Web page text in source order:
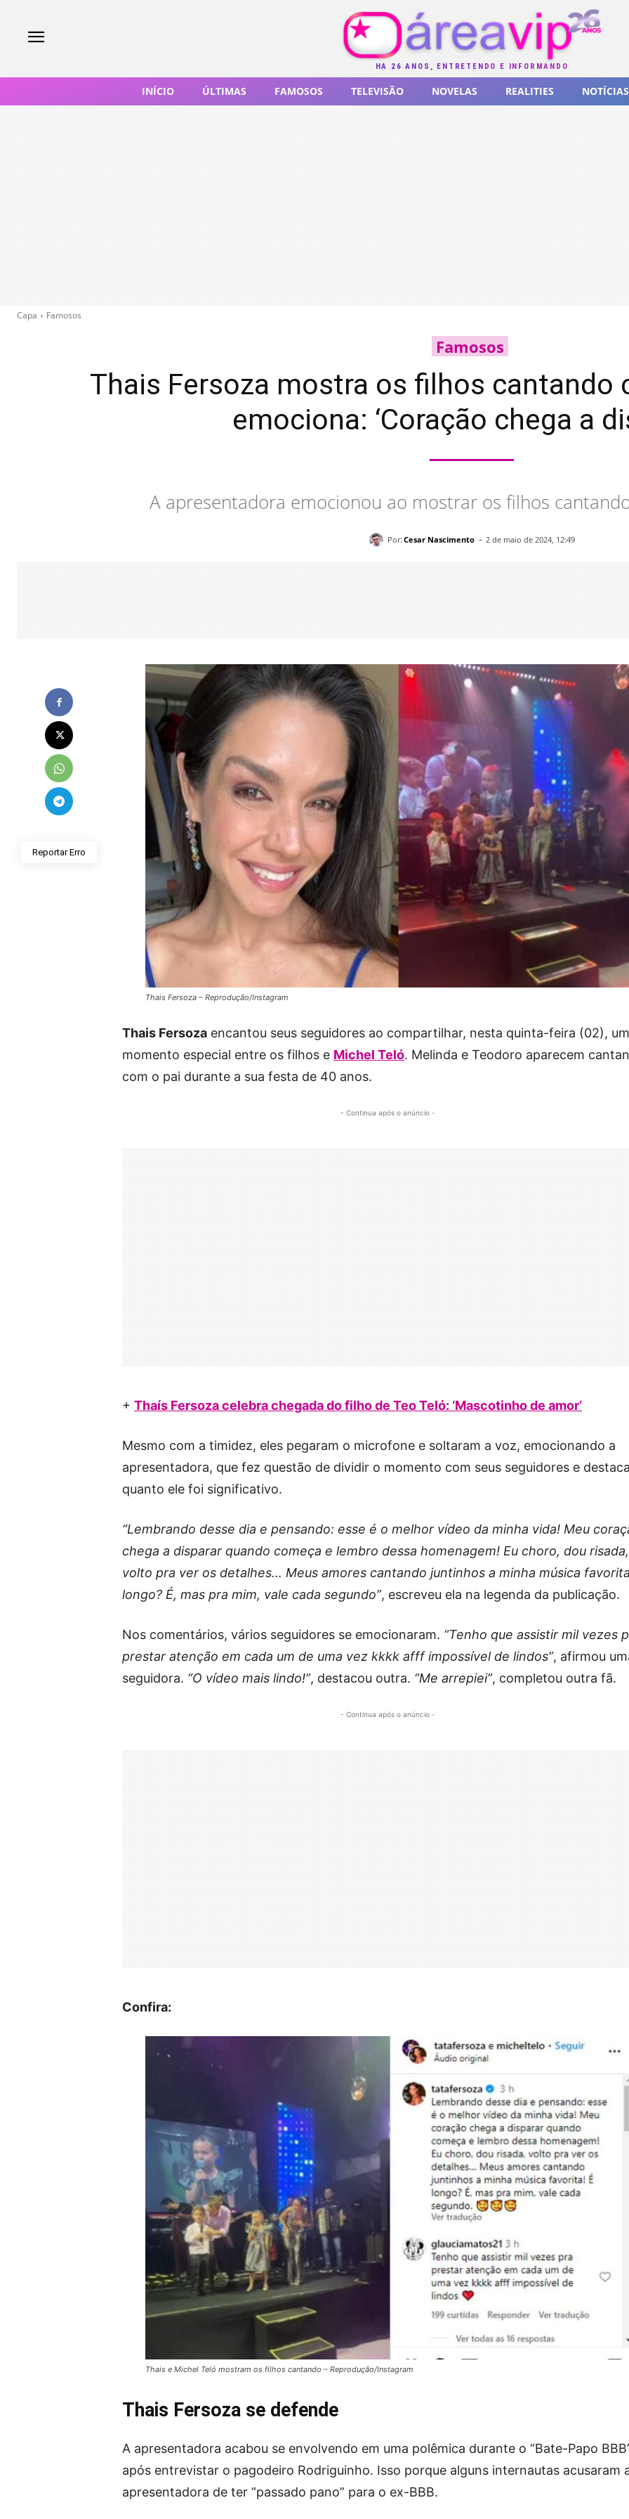
HÁ 26 ANOS, ENTRETENDO E INFORMANDO
INÍCIO ÚLTIMAS FAMOSOS TELEVISÃO NOVELAS REALITIES NOTÍCIAS
Capa Famosos
Famosos
Thais Fersoza mostra os filhos cantando
emociona: ‘Coração chega a
A apresentadora emocionou ao mostrar os filhos
Por: Cesar Nascimento - 2 de maio de 2024, 12:49
Reportar Erro
Thais Fersoza – Reprodução/Instagram
Thais Fersoza encantou seus seguidores ao compartilhar, nesta quinta-feira (02), um
momento especial entre os filhos e Michel Teló. Melinda e Teodoro aparecem
com o pai durante a sua festa de 40 anos.
- Continua após o anúncio -
+ Thaís Fersoza celebra chegada do filho de Teo Teló: ‘Mascotinho de amor’
Mesmo com a timidez, eles pegaram o microfone e soltaram a voz, emocionando a
apresentadora, que fez questão de dividir o momento com seus seguidores e
quanto ele foi significativo.
“Lembrando desse dia e pensando: esse é o melhor vídeo da minha vida! Meu
chega a disparar quando começa e lembro dessa homenagem! Eu choro, dou risada,
volto pra ver os detalhes… Meus amores cantando juntinhos a minha música
longo? É, mas pra mim, vale cada segundo”, escreveu ela na legenda da publicação.
Nos comentários, vários seguidores se emocionaram. “Tenho que assistir mil vezes
prestar atenção em cada um de uma vez kkkk afff impossível de lindos”, afirmou
seguidora. “O vídeo mais lindo!”, destacou outra. “Me arrepiei”, completou outra fã.
- Continua após o anúncio -
Confira:
Thais e Michel Teló mostram os filhos cantando – Reprodução/Instagram
Thais Fersoza se defende
A apresentadora acabou se envolvendo em uma polêmica durante o “Bate-Papo
após entrevistar o pagodeiro Rodriguinho. Isso porque alguns internautas acusaram
apresentadora de ter “passado pano” para o ex-BBB.